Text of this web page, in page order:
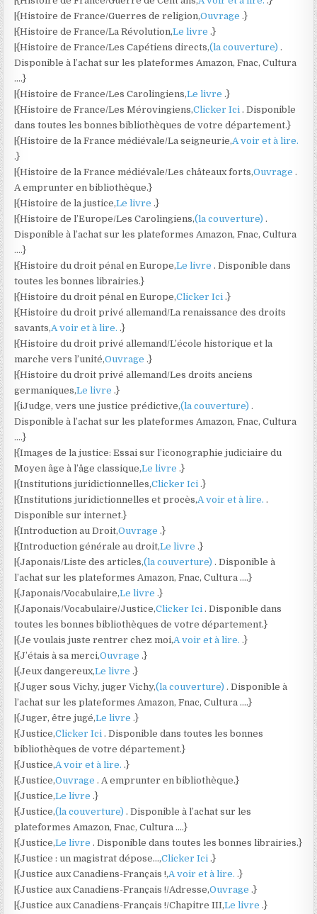
|{Histoire de France/Guerres de religion,Ouvrage .}
|{Histoire de France/La Révolution,Le livre .}
|{Histoire de France/Les Capétiens directs,(la couverture) .
Disponible à l’achat sur les plateformes Amazon, Fnac, Cultura
….}
|{Histoire de France/Les Carolingiens,Le livre .}
|{Histoire de France/Les Mérovingiens,Clicker Ici . Disponible
dans toutes les bonnes bibliothèques de votre département.}
|{Histoire de la France médiévale/La seigneurie,A voir et à lire.
.}
|{Histoire de la France médiévale/Les châteaux forts,Ouvrage .
A emprunter en bibliothèque.}
|{Histoire de la justice,Le livre .}
|{Histoire de l’Europe/Les Carolingiens,(la couverture) .
Disponible à l’achat sur les plateformes Amazon, Fnac, Cultura
….}
|{Histoire du droit pénal en Europe,Le livre . Disponible dans
toutes les bonnes librairies.}
|{Histoire du droit pénal en Europe,Clicker Ici .}
|{Histoire du droit privé allemand/La renaissance des droits
savants,A voir et à lire. .}
|{Histoire du droit privé allemand/L’école historique et la
marche vers l’unité,Ouvrage .}
|{Histoire du droit privé allemand/Les droits anciens
germaniques,Le livre .}
|{iJudge, vers une justice prédictive,(la couverture) .
Disponible à l’achat sur les plateformes Amazon, Fnac, Cultura
….}
|{Images de la justice: Essai sur l’iconographie judiciaire du
Moyen âge à l’âge classique,Le livre .}
|{Institutions juridictionnelles,Clicker Ici .}
|{Institutions juridictionnelles et procès,A voir et à lire. .
Disponible sur internet.}
|{Introduction au Droit,Ouvrage .}
|{Introduction générale au droit,Le livre .}
|{Japonais/Liste des articles,(la couverture) . Disponible à
l’achat sur les plateformes Amazon, Fnac, Cultura ….}
|{Japonais/Vocabulaire,Le livre .}
|{Japonais/Vocabulaire/Justice,Clicker Ici . Disponible dans
toutes les bonnes bibliothèques de votre département.}
|{Je voulais juste rentrer chez moi,A voir et à lire. .}
|{J’étais à sa merci,Ouvrage .}
|{Jeux dangereux,Le livre .}
|{Juger sous Vichy, juger Vichy,(la couverture) . Disponible à
l’achat sur les plateformes Amazon, Fnac, Cultura ….}
|{Juger, être jugé,Le livre .}
|{Justice,Clicker Ici . Disponible dans toutes les bonnes
bibliothèques de votre département.}
|{Justice,A voir et à lire. .}
|{Justice,Ouvrage . A emprunter en bibliothèque.}
|{Justice,Le livre .}
|{Justice,(la couverture) . Disponible à l’achat sur les
plateformes Amazon, Fnac, Cultura ….}
|{Justice,Le livre . Disponible dans toutes les bonnes librairies.}
|{Justice : un magistrat dépose…,Clicker Ici .}
|{Justice aux Canadiens-Français !,A voir et à lire. .}
|{Justice aux Canadiens-Français !/Adresse,Ouvrage .}
|{Justice aux Canadiens-Français !/Chapitre III,Le livre .}